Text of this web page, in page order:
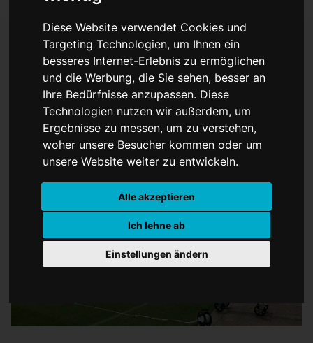
Diese Website verwendet Cookies und
Targeting Technologien, um Ihnen ein
besseres Internet-Erlebnis zu ermöglichen
und die Werbung, die Sie sehen, besser an
Ihre Bedürfnisse anzupassen. Diese
Technologien nutzen wir außerdem, um
Ergebnisse zu messen, um zu verstehen,
woher unsere Besucher kommen oder um
unsere Website weiter zu entwickeln.
Alle akzeptieren
Ich lehne ab
Einstellungen ändern
DFB-Team vor Spiel um
Platz 3: Viel Wille, wenig
Optionen